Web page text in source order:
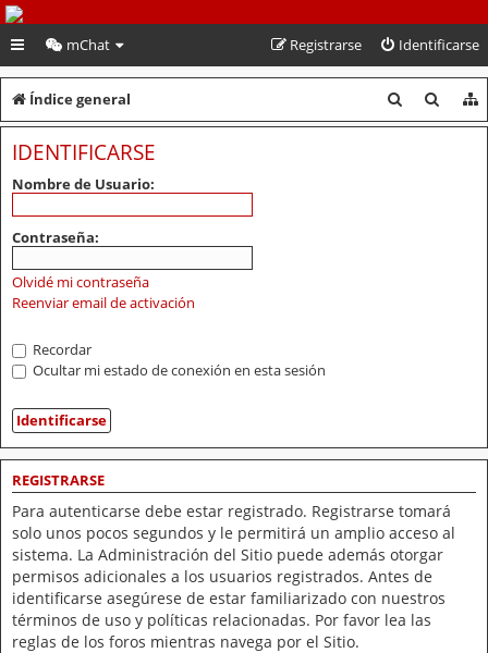
PeruVoley.com
mChat Identificarse
Registrarse
Índice general
u
u
IDENTIFICARSE
Nombre de Usuario:
Contraseña:
Olvidé mi contraseña
Reenviar email de activación
Recordar
Ocultar mi estado de conexión en esta sesión
REGISTRARSE
Para autenticarse debe estar registrado. Registrarse tomará
solo unos pocos segundos y le permitirá un amplio acceso al
sistema. La Administración del Sitio puede además otorgar
permisos adicionales a los usuarios registrados. Antes de
identificarse asegúrese de estar familiarizado con nuestros
términos de uso y políticas relacionadas. Por favor lea las
reglas de los foros mientras navega por el Sitio.